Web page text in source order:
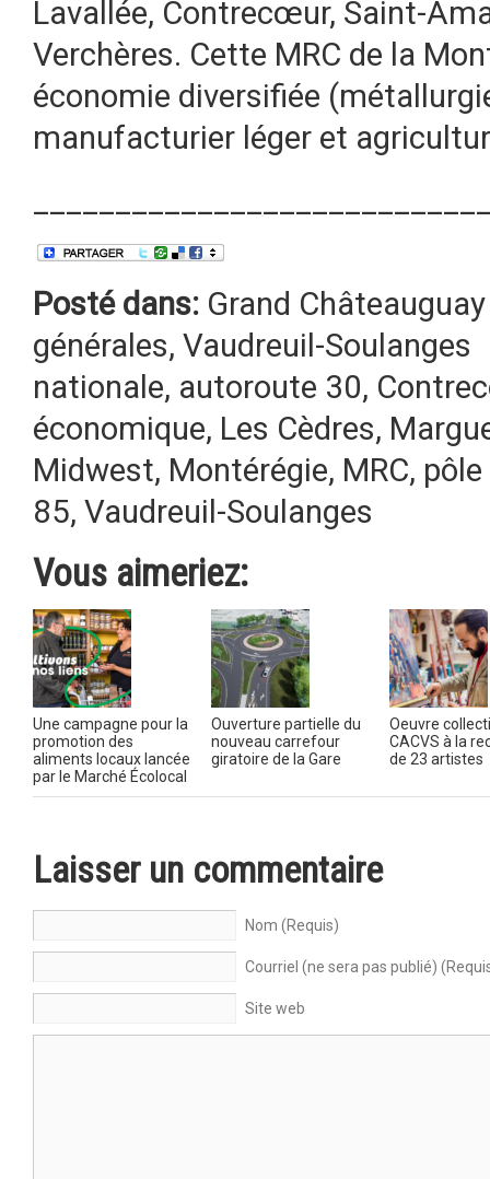
Lavallée, Contrecœur, Saint-
Verchères. Cette MRC de la
économie diversifiée
manufacturier léger et
Posté dans: Grand
générales, Vaudreuil-Soulanges
nationale, autoroute 30,
économique, Les Cèdres,
Midwest, Montérégie, MRC,
85, Vaudreuil-Soulanges
Vous aimeriez:
Une campagne pour la
promotion des
aliments locaux lancée
par le Marché Écolocal
Ouverture partielle du
nouveau carrefour
giratoire de la Gare
Oeuvre
CACVS à la
de 23 artistes
Laisser un commentaire
Nom (Requis)
Courriel (ne sera pas publié)
Site web